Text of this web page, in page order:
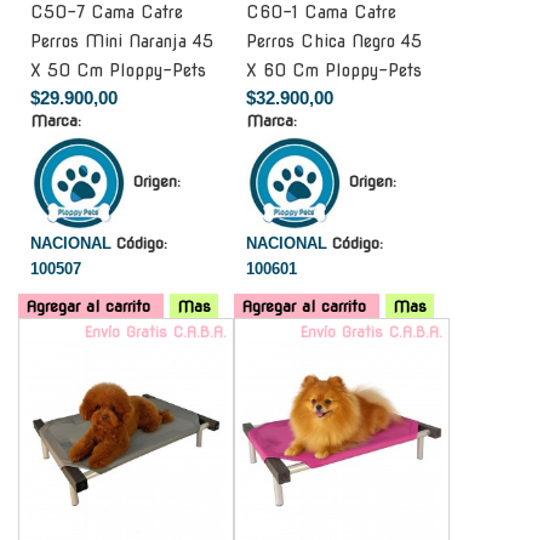
C50-7 Cama Catre
Perros Mini Naranja 45
X 50 Cm Ploppy-Pets
$29.900,00
Marca:
Origen:
NACIONAL Código:
100507
Agregar al carrito Mas
C60-1 Cama Catre
Perros Chica Negro 45
X 60 Cm Ploppy-Pets
$32.900,00
Marca:
Origen:
NACIONAL Código:
100601
Agregar al carrito
Mas
Envío Gratis C.A.B.A.
Envío Gratis C.A.B.A.